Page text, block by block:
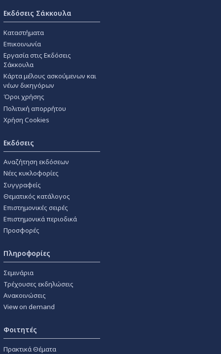
Εκδόσεις Σάκκουλα
Καταστήματα
Επικοινωνία
Εργασία στις Εκδόσεις
Σάκκουλα
Κάρτα μέλους ασκούμενων και
νέων δικηγόρων
Όροι χρήσης
Πολιτική απορρήτου
Χρήση Cookies
Εκδόσεις
Αναζήτηση εκδόσεων
Νέες κυκλοφορίες
Συγγραφείς
Θεματικός κατάλογος
Επιστημονικές σειρές
Επιστημονικά περιοδικά
Προσφορές
Πληροφορίες
Σεμινάρια
Τρέχουσες εκδηλώσεις
Ανακοινώσεις
View on demand
Φοιτητές
Πρακτικά Θέματα